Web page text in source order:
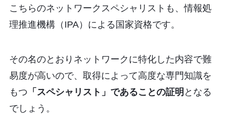
こちらのネットワークスペシャリストも、情報処
理推進機構（IPA）による国家資格です。
その名のとおりネットワークに特化した内容で難
易度が高いので、取得によって高度な専門知識を
もつ 「スペシャリスト」であることの証明 となる
でしょう。